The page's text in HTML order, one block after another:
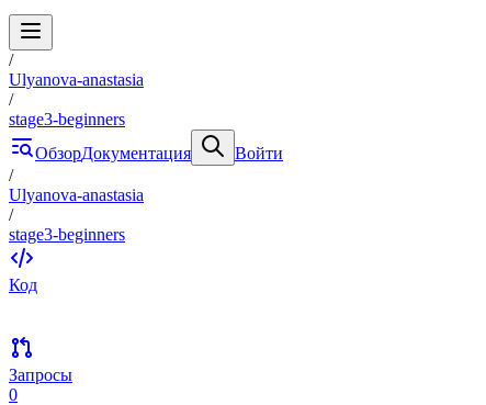
/
Ulyanova-anastasia
/
stage3-beginners
ОбзорДокументация
Войти
/
Ulyanova-anastasia
/
stage3-beginners
Код
Запросы
0